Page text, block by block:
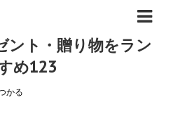
ント・贈り物をラン
め123
かる